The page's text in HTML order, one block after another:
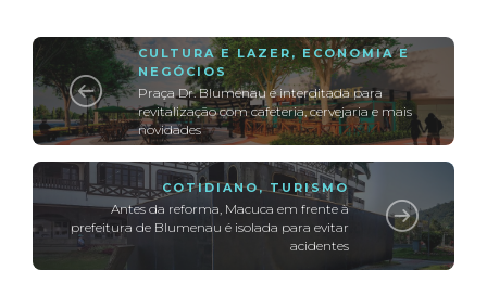
CULTURA E LAZER , ECONOMIA E
NEGÓCIOS
Praça Dr. Blumenau é interditada para
revitalização com cafeteria, cervejaria e mais
novidades
COTIDIANO,TURISMO
Antes da reforma, Macuca em frente à
prefeitura de Blumenau é isolada para evitar
acidentes